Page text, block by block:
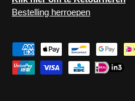
Bestelling herroepen
Geaccepteerde betaalmethoden